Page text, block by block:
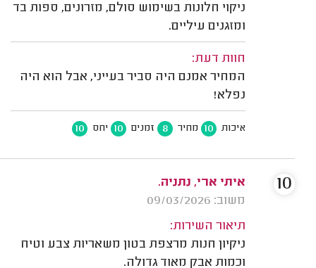
ניקוי חלונות בשימוש סולם, מזרונים, ספות בד
ומזגנים עיליים.
חוות דעת:
המחיר אמנם היה סביר בעייני, אבל הוא היה
נפלא!
איכות 10 מחיר 8 זמנים 10 יחס 10
איתי ארי, נתניה.
משוב: 09/03/2026
תיאור השירות:
ניקיון חנות מרצפת בטון משאריות צבע וטיח
וכמות אבק מאוד גדולה.
10